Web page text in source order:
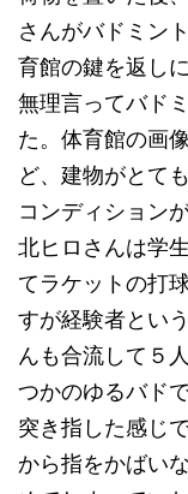
さんがバドミン
育館の鍵を返し
無理言ってバド
た。体育館の画
ど、建物がとて
コンディション
北ヒロさんは学
てラケットの打
すが経験者とい
んも合流して５
つかのゆるバド
突き指した感じ
から指をかばい